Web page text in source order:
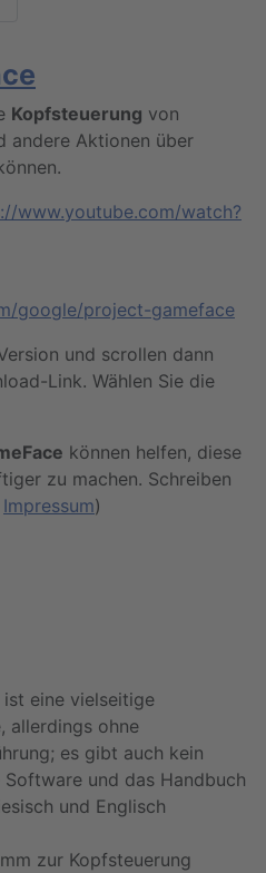
Kopfsteuerung von
andere Aktionen über
www.youtube.com/watch?
google/project-gameface
und scrollen dann
Link. Wählen Sie die
können helfen, diese
zu machen. Schreiben
Impressum)
eine vielseitige
allerdings ohne
es gibt auch kein
und das Handbuch
und Englisch
zur Kopfsteuerung